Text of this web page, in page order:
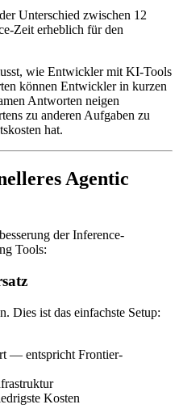
Unterschied zwischen 12
Zeit erheblich für den
wie Entwickler mit KI-Tools
können Entwickler in kurzen
Antworten neigen
zu anderen Aufgaben zu
hat.
Agentic
der Inference-
Tools:
Dies ist das einfachste Setup:
— entspricht Frontier-
Kosten